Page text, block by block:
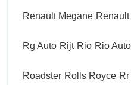
Renault Megane
Rg Auto Rijt Rio Rio Auto
Roadster Rolls Royce Rr